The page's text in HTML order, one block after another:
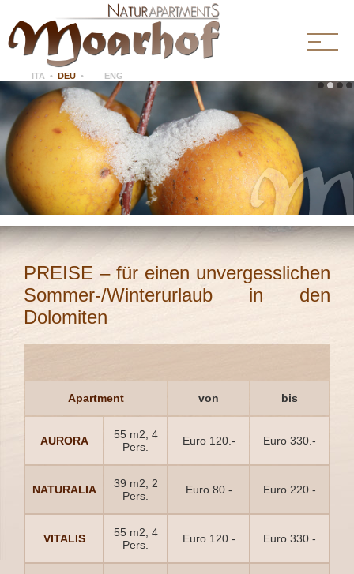
ITA • DEU • ENG
.
PREISE – für einen unvergesslichen
Sommer-/Winterurlaub in den
Dolomiten
Apartment von bis
AURORA
55 m2, 4
Pers.
Euro 120.- Euro 330.-
NATURALIA
39 m2, 2
Pers.
Euro 80.- Euro 220.-
VITALIS
55 m2, 4
Pers.
Euro 120.- Euro 330.-